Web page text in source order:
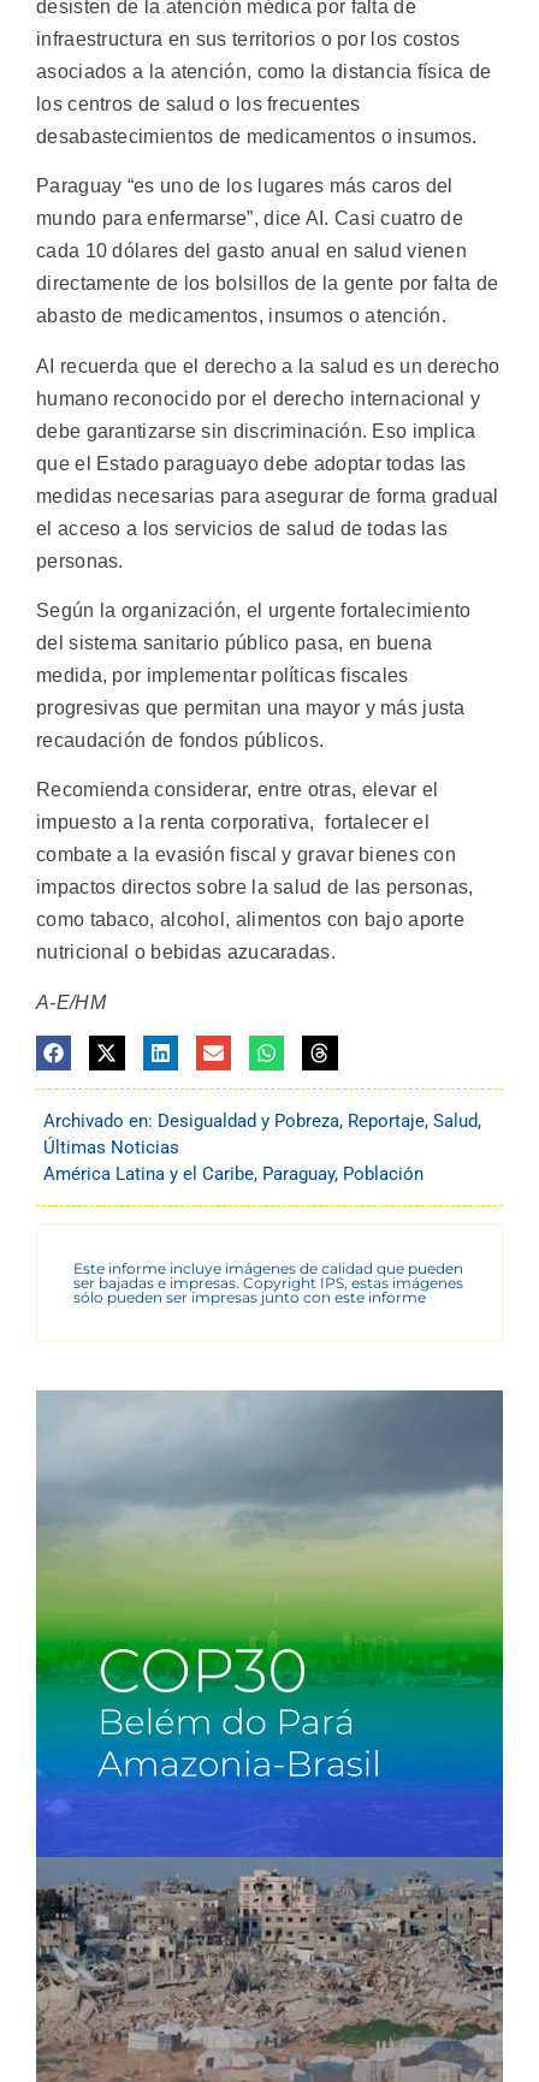
desisten de la atención médica por falta de
infraestructura en sus territorios o por los costos
asociados a la atención, como la distancia física de
los centros de salud o los frecuentes
desabastecimientos de medicamentos o insumos.
Paraguay “es uno de los lugares más caros del
mundo para enfermarse”, dice AI. Casi cuatro de
cada 10 dólares del gasto anual en salud vienen
directamente de los bolsillos de la gente por falta de
abasto de medicamentos, insumos o atención.
AI recuerda que el derecho a la salud es un derecho
humano reconocido por el derecho internacional y
debe garantizarse sin discriminación. Eso implica
que el Estado paraguayo debe adoptar todas las
medidas necesarias para asegurar de forma gradual
el acceso a los servicios de salud de todas las
personas.
Según la organización, el urgente fortalecimiento
del sistema sanitario público pasa, en buena
medida, por implementar políticas fiscales
progresivas que permitan una mayor y más justa
recaudación de fondos públicos.
Recomienda considerar, entre otras, elevar el
impuesto a la renta corporativa, fortalecer el
combate a la evasión fiscal y gravar bienes con
impactos directos sobre la salud de las personas,
como tabaco, alcohol, alimentos con bajo aporte
nutricional o bebidas azucaradas.
A-E/HM
Archivado en: Desigualdad y Pobreza, Reportaje, Salud,
Últimas Noticias
América Latina y el Caribe, Paraguay, Población
Este informe incluye imágenes de calidad que pueden
ser bajadas e impresas. Copyright IPS, estas imágenes
sólo pueden ser impresas junto con este informe